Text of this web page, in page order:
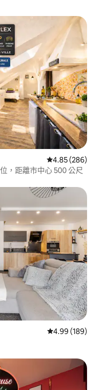
從 286 則評價
4.85 (286)
，距離市中心 500 公尺
從 189 則評價
4.99 (189)